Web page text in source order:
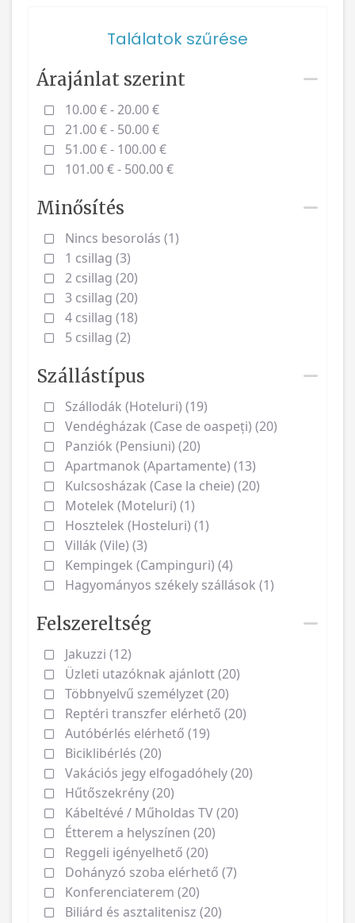
Találatok szűrése
Árajánlat szerint
10.00 € - 20.00 €
21.00 € - 50.00 €
51.00 € - 100.00 €
101.00 € - 500.00 €
Minősítés
Nincs besorolás (1)
1 csillag (3)
2 csillag (20)
3 csillag (20)
4 csillag (18)
5 csillag (2)
Szállástípus
Szállodák (Hoteluri) (19)
Vendégházak (Case de oaspeți) (20)
Panziók (Pensiuni) (20)
Apartmanok (Apartamente) (13)
Kulcsosházak (Case la cheie) (20)
Motelek (Moteluri) (1)
Hosztelek (Hosteluri) (1)
Villák (Vile) (3)
Kempingek (Campinguri) (4)
Hagyományos székely szállások (1)
Felszereltség
Jakuzzi (12)
Üzleti utazóknak ajánlott (20)
Többnyelvű személyzet (20)
Reptéri transzfer elérhető (20)
Autóbérlés elérhető (19)
Biciklibérlés (20)
Vakációs jegy elfogadóhely (20)
Hűtőszekrény (20)
Kábeltévé / Műholdas TV (20)
Étterem a helyszínen (20)
Reggeli igényelhető (20)
Dohányzó szoba elérhető (7)
Konferenciaterem (20)
Biliárd és asztalitenisz (20)